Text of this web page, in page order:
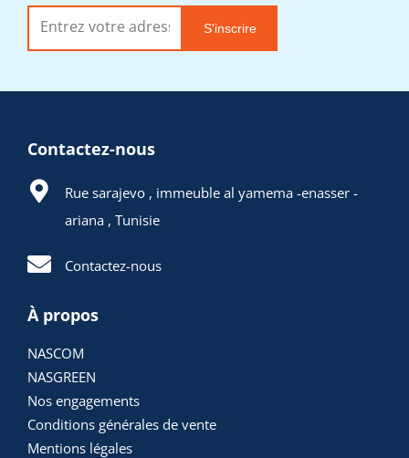
S'inscrire
Contactez-nous
Rue sarajevo , immeuble al yamema -enasser -
ariana , Tunisie
Contactez-nous
À propos
NASCOM
NASGREEN
Nos engagements
Conditions générales de vente
Mentions légales